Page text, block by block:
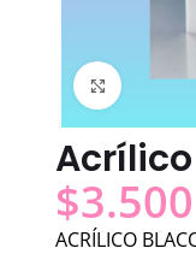
Click to
$3.500
ACRÍLICO